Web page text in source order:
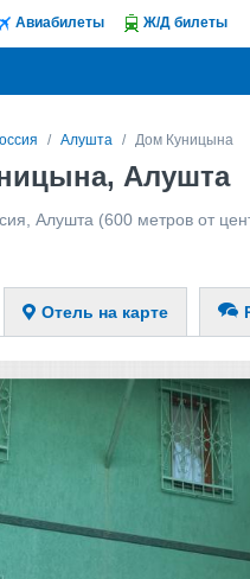
Авиабилеты Ж/Д билеты
Алушта Дом Куницына
Алушта
Алушта (600 метров от
Отель на карте